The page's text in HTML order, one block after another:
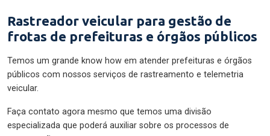
Rastreador veicular para gestão de
frotas de prefeituras e órgãos públicos
Temos um grande know how em atender prefeituras e órgãos
públicos com nossos serviços de rastreamento e telemetria
veicular.
Faça contato agora mesmo que temos uma divisão
especializada que poderá auxiliar sobre os processos de